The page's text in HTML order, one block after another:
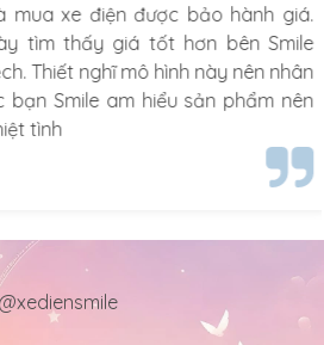
xe điện được bảo hành giá.
tìm thấy giá tốt hơn bên Smile
Thiết nghĩ mô hình này nên nhân
Smile am hiểu sản phẩm nên
tình
@xediensmile